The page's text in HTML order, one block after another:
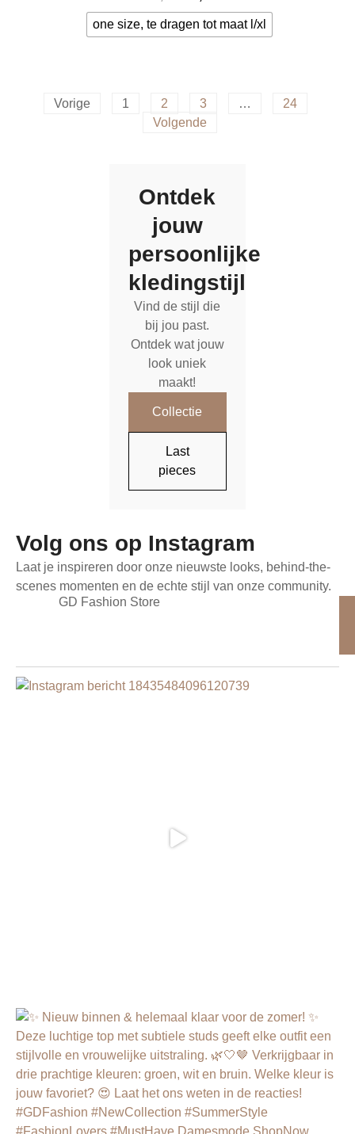
one size, te dragen tot maat l/xl
Vorige 1 2 3 …
24
Volgende
Ontdek
jouw
persoonlijke
kledingstijl
Vind de stijl die
bij jou past.
Ontdek wat jouw
look uniek
maakt!
Collectie
Last
pieces
Volg ons op Instagram
Laat je inspireren door onze nieuwste looks, behind-the-
scenes momenten en de echte stijl van onze community.
GD Fashion Store